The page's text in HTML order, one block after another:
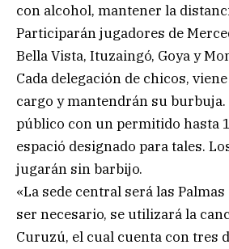
con alcohol, mantener la
Participarán jugadores de
Bella Vista, Ituzaingó, Goya y
Cada delegación de chicos,
cargo y mantendrán su burbuja.
público con un permitido hasta
espació designado para tales.
jugarán sin barbijo.
«La sede central será las
ser necesario, se utilizará la
Curuzú, el cual cuenta con tres